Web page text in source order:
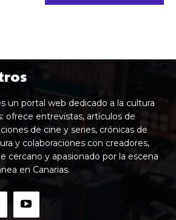
un portal web dedicado a la cultura
ofrece entrevistas, artículos de
de cine y series, crónicas de
y colaboraciones con creadores,
cercano y apasionado por la escena
en Canarias.